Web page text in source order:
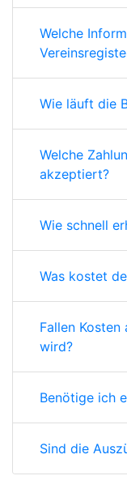
Welche
Wie läuft die
Welche
akzeptiert?
Wie schnell
Was kostet
Fallen
wird?
Benötige ich
Sind die